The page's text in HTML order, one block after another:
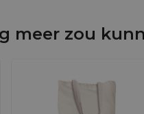
meer zou